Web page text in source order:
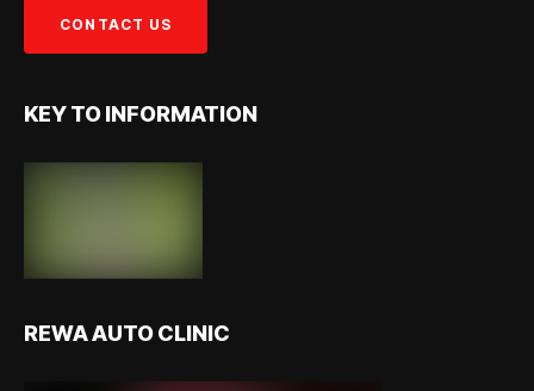
KEY TO INFORMATION
REWA AUTO CLINIC